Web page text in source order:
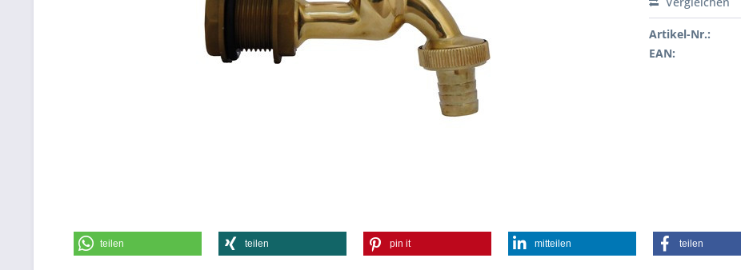
Artikel-Nr.:
EAN:
teilen teilen pin it mitteilen teilen